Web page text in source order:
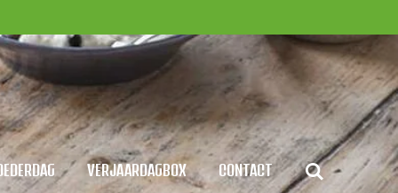
VERJAARDAGBOX CONTACT